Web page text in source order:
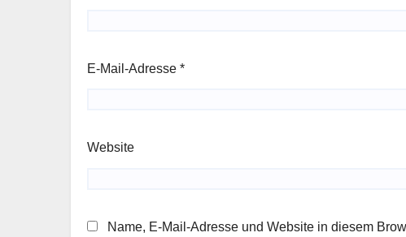
E-Mail-Adresse *
Website
Name, E-Mail-Adresse und Website in diesem